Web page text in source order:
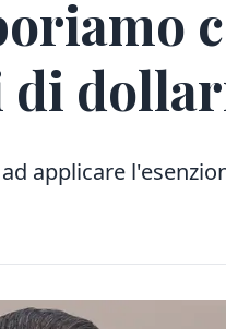
di
applicare